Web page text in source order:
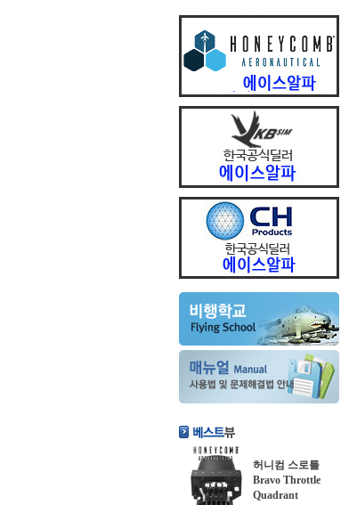
허니컴 스로틀
Bravo Throttle
Quadrant